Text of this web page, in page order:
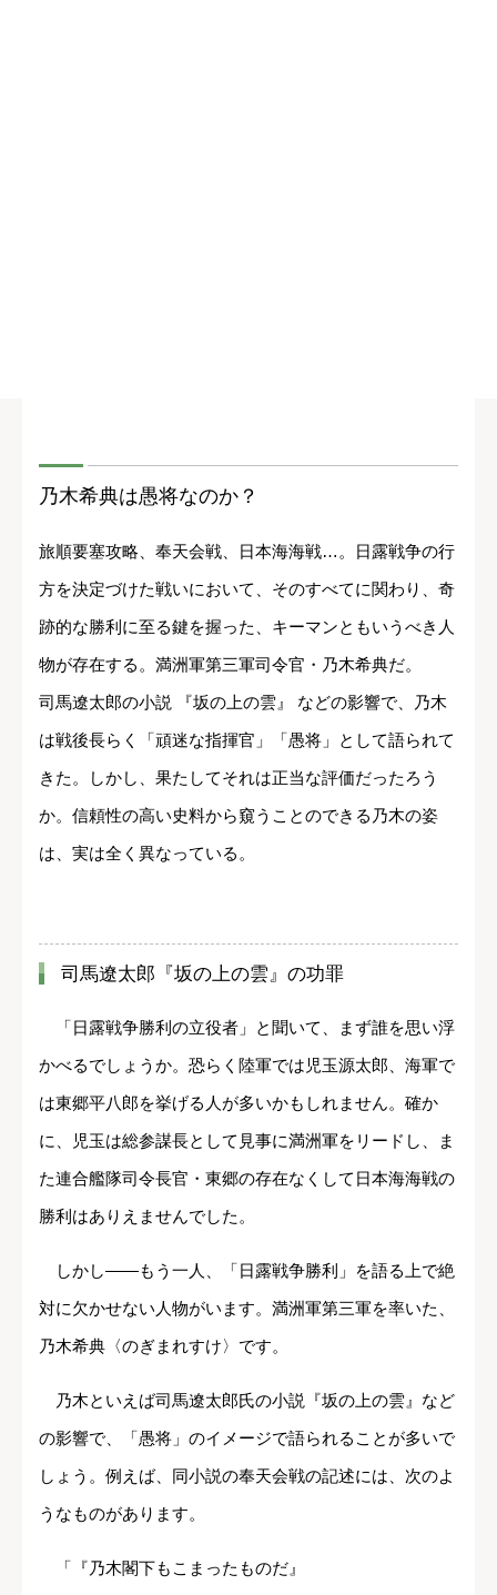
乃木希典は愚将なのか？
旅順要塞攻略、奉天会戦、日本海海戦…。日露戦争の行
方を決定づけた戦いにおいて、そのすべてに関わり、奇
跡的な勝利に至る鍵を握った、キーマンともいうべき人
物が存在する。満洲軍第三軍司令官・乃木希典だ。
司馬遼太郎の小説 『坂の上の雲』 などの影響で、乃木
は戦後長らく「頑迷な指揮官」「愚将」として語られて
きた。しかし、果たしてそれは正当な評価だったろう
か。信頼性の高い史料から窺うことのできる乃木の姿
は、実は全く異なっている。
司馬遼太郎『坂の上の雲』の功罪
「日露戦争勝利の立役者」と聞いて、まず誰を思い浮
かべるでしょうか。恐らく陸軍では児玉源太郎、海軍で
は東郷平八郎を挙げる人が多いかもしれません。確か
に、児玉は総参謀長として見事に満洲軍をリードし、ま
た連合艦隊司令長官・東郷の存在なくして日本海海戦の
勝利はありえませんでした。
しかし――もう一人、「日露戦争勝利」を語る上で絶
対に欠かせない人物がいます。満洲軍第三軍を率いた、
乃木希典〈のぎまれすけ〉です。
乃木といえば司馬遼太郎氏の小説『坂の上の雲』など
の影響で、「愚将」のイメージで語られることが多いで
しょう。例えば、同小説の奉天会戦の記述には、次のよ
うなものがあります。
「『乃木閣下もこまったものだ』